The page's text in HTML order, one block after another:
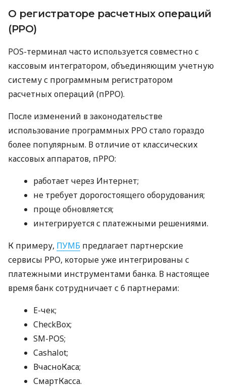
О регистраторе расчетных операций
(РРО)
POS-терминал часто используется совместно с
кассовым интегратором, объединяющим учетную
систему с программным регистратором
расчетных операций (пРРО).
После изменений в законодательстве
использование программных РРО стало гораздо
более популярным. В отличие от классических
кассовых аппаратов, пРРО:
работает через Интернет;
не требует дорогостоящего оборудования;
проще обновляется;
интегрируется с платежными решениями.
К примеру, ПУМБ предлагает партнерские
сервисы РРО, которые уже интегрированы с
платежными инструментами банка. В настоящее
время банк сотрудничает с 6 партнерами:
E-чек;
CheckBox;
SM-POS;
Cashalot;
ВчасноКаса;
СмартКасса.